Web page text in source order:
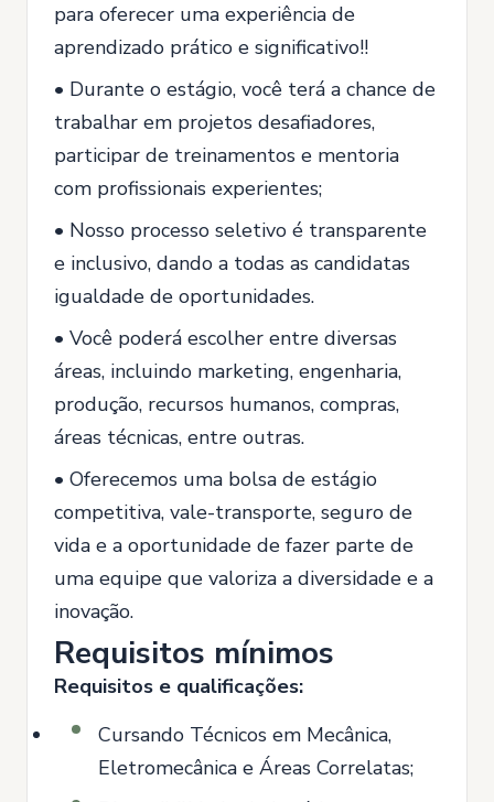
para oferecer uma experiência de
aprendizado prático e significativo!!
• Durante o estágio, você terá a chance de
trabalhar em projetos desafiadores,
participar de treinamentos e mentoria
com profissionais experientes;
• Nosso processo seletivo é transparente
e inclusivo, dando a todas as candidatas
igualdade de oportunidades.
• Você poderá escolher entre diversas
áreas, incluindo marketing, engenharia,
produção, recursos humanos, compras,
áreas técnicas, entre outras.
• Oferecemos uma bolsa de estágio
competitiva, vale-transporte, seguro de
vida e a oportunidade de fazer parte de
uma equipe que valoriza a diversidade e a
inovação.
Requisitos mínimos
Requisitos e qualificações:
Cursando Técnicos em Mecânica,
Eletromecânica e Áreas Correlatas;